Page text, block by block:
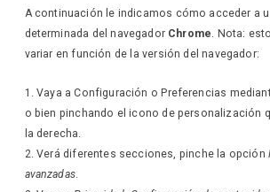
A continuación le indicamos cómo acceder a
determinada del navegador Chrome . Nota:
variar en función de la versión del navegador:
Vaya a Configuración o Preferencias
o bien pinchando el icono de personalización
la derecha.
Verá diferentes secciones, pinche la opción
avanzadas.